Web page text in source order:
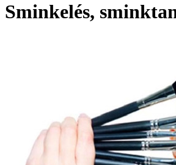
Sminkelés,